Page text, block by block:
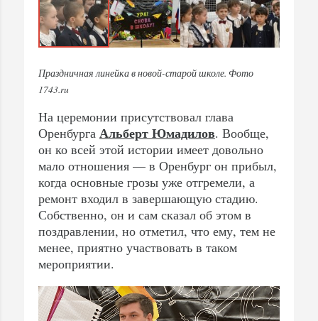
Праздничная линейка в новой-старой школе. Фото
1743.ru
На церемонии присутствовал глава
Оренбурга Альберт Юмадилов. Вообще,
он ко всей этой истории имеет довольно
мало отношения — в Оренбург он прибыл,
когда основные грозы уже отгремели, а
ремонт входил в завершающую стадию.
Собственно, он и сам сказал об этом в
поздравлении, но отметил, что ему, тем не
менее, приятно участвовать в таком
мероприятии.